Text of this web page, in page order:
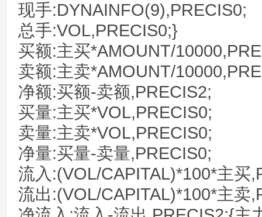
现手:DYNAINFO(9),PRECIS0;
总手:VOL,PRECIS0;}
买额:主买*AMOUNT/
卖额:主卖*AMOUNT/
净额:买额-卖额,PRECIS2;
买量:主买*VOL,PRECIS0;
卖量:主卖*VOL,PRECIS0;
净量:买量-卖量,PRECIS0;
流入:(VOL/CAPITAL)*100*主买
流出:(VOL/CAPITAL)*100*主卖